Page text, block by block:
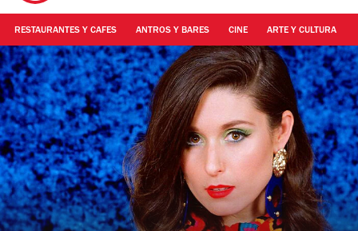
RESTAURANTES Y CAFES ANTROS Y BARES CINE ARTE Y CULTURA